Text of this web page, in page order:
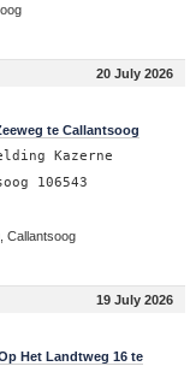
20 July 2026
te Callantsoog
Kazerne
106543
Callantsoog
19 July 2026
Het Landtweg 16 te